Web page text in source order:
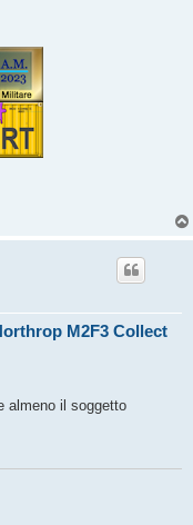
M2F3 Collect
almeno il soggetto